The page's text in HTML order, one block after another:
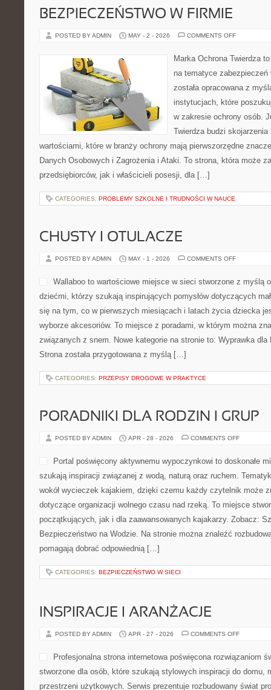
BEZPIECZEŃSTWO W FIRMIE
POSTED BY ADMIN MAY - 2 - 2026 COMMENTS OFFON
FIRMIE
Marka Ochrona Twierdza
na tematyce
została opracowana z
instytucjach, które
w zakresie ochrony osób.
Twierdza budzi
wartościami, które w branży ochrony mają pierwszorzędne
Danych Osobowych i Zagrożenia i Ataki. To strona, która może
przedsiębiorców, jak i właścicieli posesji, dla […]
CATEGORIES: PROBLEMY SZKOLNE I TRUDNOŚCI W NAUCE
CHUSTY I OTULACZE
POSTED BY ADMIN MAY - 1 - 2026 COMMENTS OFFON
OTULACZE
Wallaboo to wartościowe
myślą o osobach
szukają inspirujących
dzieci. Strona skupia się
miesiącach i latach życia
mądrym wyborze
którym można znaleźć wiele tematów związanych z snem. Nowe
Wyprawka dla Maluszka i Mama i Tata. Strona została
POSTED BY ADMIN APR - 28 - 2026 COMMENTS OFF
DLA
RODZIN
I
Portal poświęcony
doskonałe miejsce dla
związanej z wodą, naturą
koncentruje się wokół
porady dotyczące
To miejsce stworzone zarówno dla początkujących, jak i dla
rozbudowane opisy tras, które pomagają dobrać odpowiednią […]
BEZPIECZEŃSTWO W SIECI
INSPIRACJE I ARANŻACJE